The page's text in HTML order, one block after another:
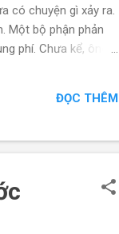
có chuyện gì xảy ra.
Một bộ phận phản
phí. Chưa kể, ông
tải video 41
Trong clip, chính
ĐỌC THÊM